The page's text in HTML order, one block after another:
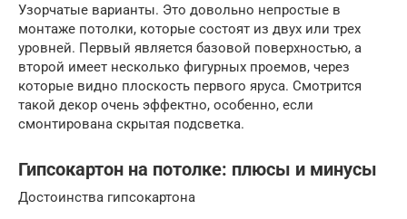
Узорчатые варианты. Это довольно непростые в
монтаже потолки, которые состоят из двух или трех
уровней. Первый является базовой поверхностью, а
второй имеет несколько фигурных проемов, через
которые видно плоскость первого яруса. Смотрится
такой декор очень эффектно, особенно, если
смонтирована скрытая подсветка.
Гипсокартон на потолке: плюсы и минусы
Достоинства гипсокартона